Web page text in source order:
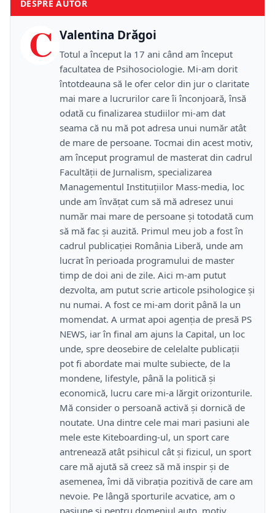
DESPRE AUTOR
C Valentina Drăgoi
Totul a început la 17 ani când am început
facultatea de Psihosociologie. Mi-am dorit
întotdeauna să le ofer celor din jur o claritate
mai mare a lucrurilor care îi înconjoară, însă
odată cu finalizarea studiilor mi-am dat
seama că nu mă pot adresa unui număr atât
de mare de persoane. Tocmai din acest motiv,
am început programul de masterat din cadrul
Facultății de Jurnalism, specializarea
Managementul Instituțiilor Mass-media, loc
unde am învățat cum să mă adresez unui
număr mai mare de persoane și totodată cum
să mă fac și auzită. Primul meu job a fost în
cadrul publicației România Liberă, unde am
lucrat în perioada programului de master
timp de doi ani de zile. Aici m-am putut
dezvolta, am putut scrie articole psihologice și
nu numai. A fost ce mi-am dorit până la un
momendat. A urmat apoi agenția de presă PS
NEWS, iar în final am ajuns la Capital, un loc
unde, spre deosebire de celelalte publicații
pot fi abordate mai multe subiecte, de la
mondene, lifestyle, până la politică și
economică, lucru care mi-a lărgit orizonturile.
Mă consider o persoană activă și dornică de
noutate. Una dintre cele mai mari pasiuni ale
mele este Kiteboarding-ul, un sport care
antrenează atât psihicul cât și fizicul, un sport
care mă ajută să creez să mă inspir și de
asemenea, îmi dă vibrația pozitivă de care am
nevoie. Pe lângă sporturile acvatice, am o
pasiune și pentru domeniul auto, motiv